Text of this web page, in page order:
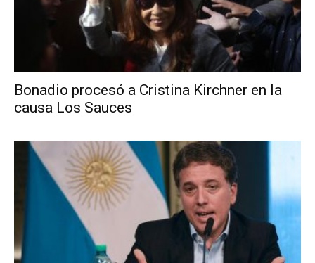
Bonadio procesó a Cristina Kirchner en la
causa Los Sauces